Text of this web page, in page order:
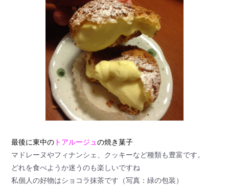
最後に東中の トアルージュの焼き菓子
マドレーヌやフィナンシェ、クッキーなど種類も豊富です。
どれを食べようか迷うのも楽しいですね
私個人の好物はショコラ抹茶です（写真：緑の包装）